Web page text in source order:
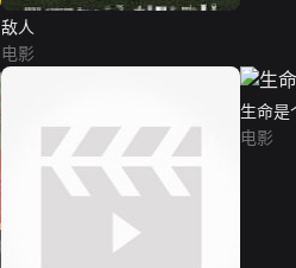
敌人
电影
生命是
电影